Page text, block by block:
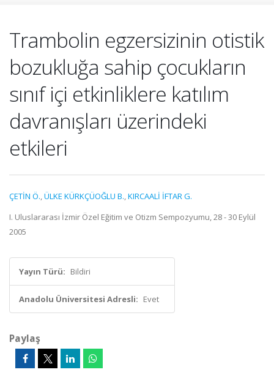
Trambolin egzersizinin otistik
bozukluğa sahip çocukların
sınıf içi etkinliklere katılım
davranışları üzerindeki
etkileri
ÇETİN Ö.,ÜLKE KÜRKÇÜOĞLU B.,KIRCAALİ İFTAR G.
I. Uluslararası İzmir Özel Eğitim ve Otizm Sempozyumu, 28 - 30 Eylül
2005
Yayın Türü: Bildiri
Anadolu Üniversitesi Adresli: Evet
Paylaş